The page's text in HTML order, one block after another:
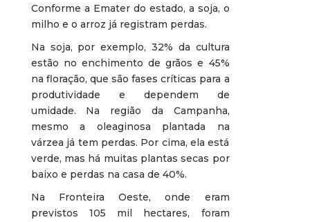
Conforme a Emater do estado, a soja, o
milho e o arroz já registram perdas.
Na soja, por exemplo, 32% da cultura
estão no enchimento de grãos e 45%
na floração, que são fases críticas para a
produtividade e dependem de
umidade. Na região da Campanha,
mesmo a oleaginosa plantada na
várzea já tem perdas. Por cima, ela está
verde, mas há muitas plantas secas por
baixo e perdas na casa de 40%.
Na Fronteira Oeste, onde eram
previstos 105 mil hectares, foram